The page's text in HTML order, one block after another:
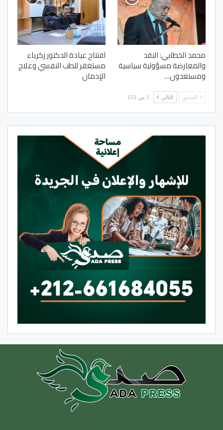
محمد الخطابي: النقد
والمعارضة مسؤولية سياسية
ومستعدون…
افتتاح عيادة الدكتور زكرياء
مستغفر للطب النفسي وعلاج
الإدمان
السابق التالي 1 من 133